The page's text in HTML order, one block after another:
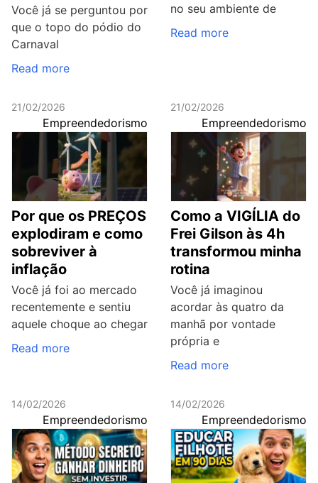
Você já se perguntou por
que o topo do pódio do
Carnaval
Read more
no seu ambiente de
Read more
21/02/2026
Empreendedorismo
Por que os PREÇOS
explodiram e como
sobreviver à
inflação
Você já foi ao mercado
recentemente e sentiu
aquele choque ao chegar
Read more
21/02/2026
Empreendedorismo
Como a VIGÍLIA do
Frei Gilson às 4h
transformou minha
rotina
Você já imaginou
acordar às quatro da
manhã por vontade
própria e
Read more
14/02/2026
Empreendedorismo
14/02/2026
Empreendedorismo